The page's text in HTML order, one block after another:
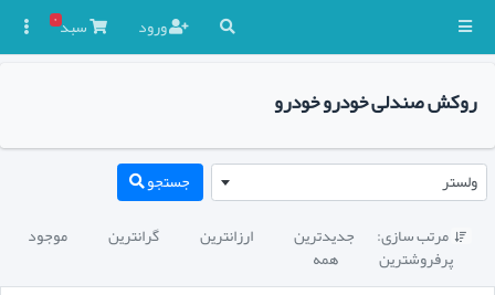
ورود سبد۰
روکش صندلی خودرو خودرو
ولستر جستجو
 مرتب سازی: جدیدترین ارزانترین گرانترین موجود
پرفروشترین
همه